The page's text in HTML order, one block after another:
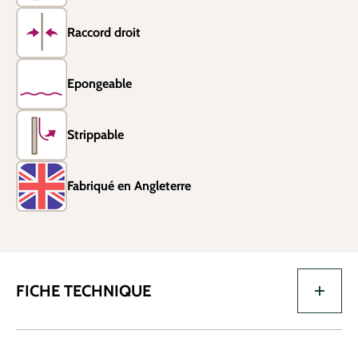
Raccord droit
Epongeable
Strippable
Fabriqué en Angleterre
FICHE TECHNIQUE